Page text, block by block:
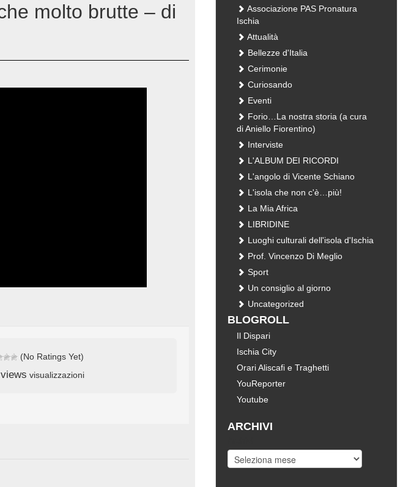
molto brutte – di
(No Ratings Yet)
visualizzazioni
Associazione PAS Pronatura
Ischia
Attualità
Bellezze d'Italia
Cerimonie
Curiosando
Eventi
Forio…La nostra storia (a cura
di Aniello Fiorentino)
Interviste
L'ALBUM DEI RICORDI
L'angolo di Vicente Schiano
L'isola che non c'è…più!
La Mia Africa
LIBRIDINE
Luoghi culturali dell'isola d'Ischia
Prof. Vincenzo Di Meglio
Sport
Un consiglio al giorno
Uncategorized
BLOGROLL
Il Dispari
Ischia City
Orari Aliscafi e Traghetti
YouReporter
Youtube
ARCHIVI